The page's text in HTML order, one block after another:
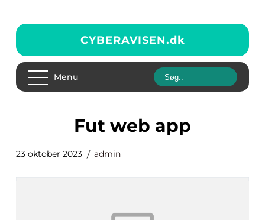
CYBERAVISEN.dk
Menu
fut web app
23 oktober 2023 admin